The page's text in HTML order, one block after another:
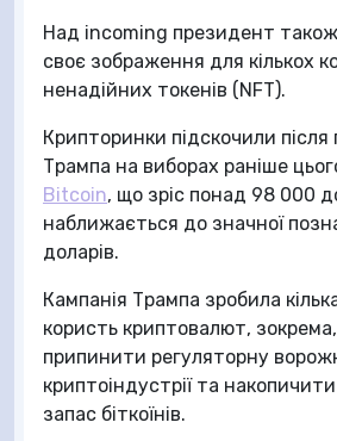
Над incoming президент також
своє зображення для кількох
ненадійних токенів (NFT).
Крипторинки підскочили після
Трампа на виборах раніше
Bitcoin, що зріс понад 98 000
наближається до значної
доларів.
Кампанія Трампа зробила
користь криптовалют,
припинити регуляторну
криптоіндустрії та
запас біткоїнів.